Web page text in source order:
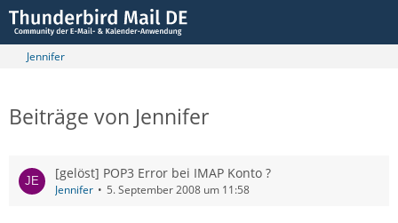
Jennifer
Beiträge von Jennifer
[gelöst] POP3 Error bei IMAP Konto ?
Jennifer 5. September 2008 um 11:58